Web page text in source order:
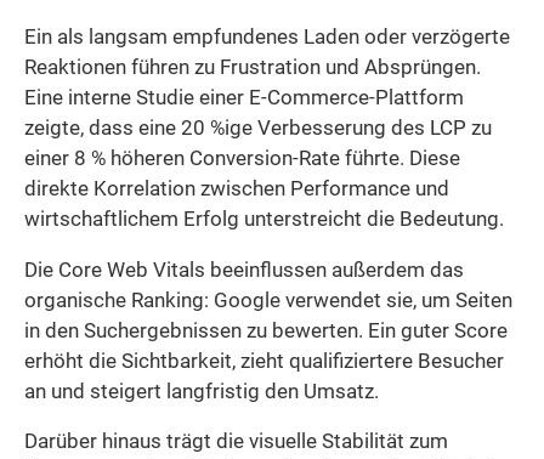
Ein als langsam empfundenes Laden oder verzögerte
Reaktionen führen zu Frustration und Absprüngen.
Eine interne Studie einer E-Commerce-Plattform
zeigte, dass eine 20 %ige Verbesserung des LCP zu
einer 8 % höheren Conversion-Rate führte. Diese
direkte Korrelation zwischen Performance und
wirtschaftlichem Erfolg unterstreicht die Bedeutung.
Die Core Web Vitals beeinflussen außerdem das
organische Ranking: Google verwendet sie, um Seiten
in den Suchergebnissen zu bewerten. Ein guter Score
erhöht die Sichtbarkeit, zieht qualifiziertere Besucher
an und steigert langfristig den Umsatz.
Darüber hinaus trägt die visuelle Stabilität zum